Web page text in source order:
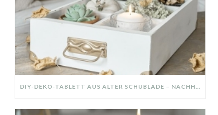
DIY-DEKO-TABLETT AUS ALTER SCHUBLADE – NACHHALTIGE HERBSTDEKO SELBER MACHEN!